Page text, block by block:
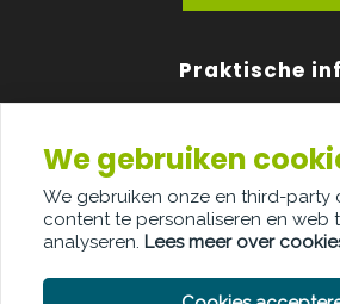
Praktische
Over ons
Adverteren
Contact
We gebruiken
We gebruiken onze en third-party
content te personaliseren en web
analyseren. Lees meer over